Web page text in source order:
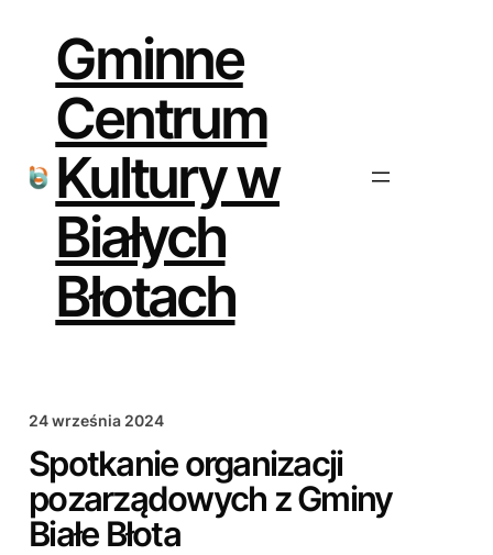
Gminne
Centrum
Kultury w
Białych
Błotach
24 września 2024
Spotkanie organizacji
pozarządowych z Gminy
Białe Błota